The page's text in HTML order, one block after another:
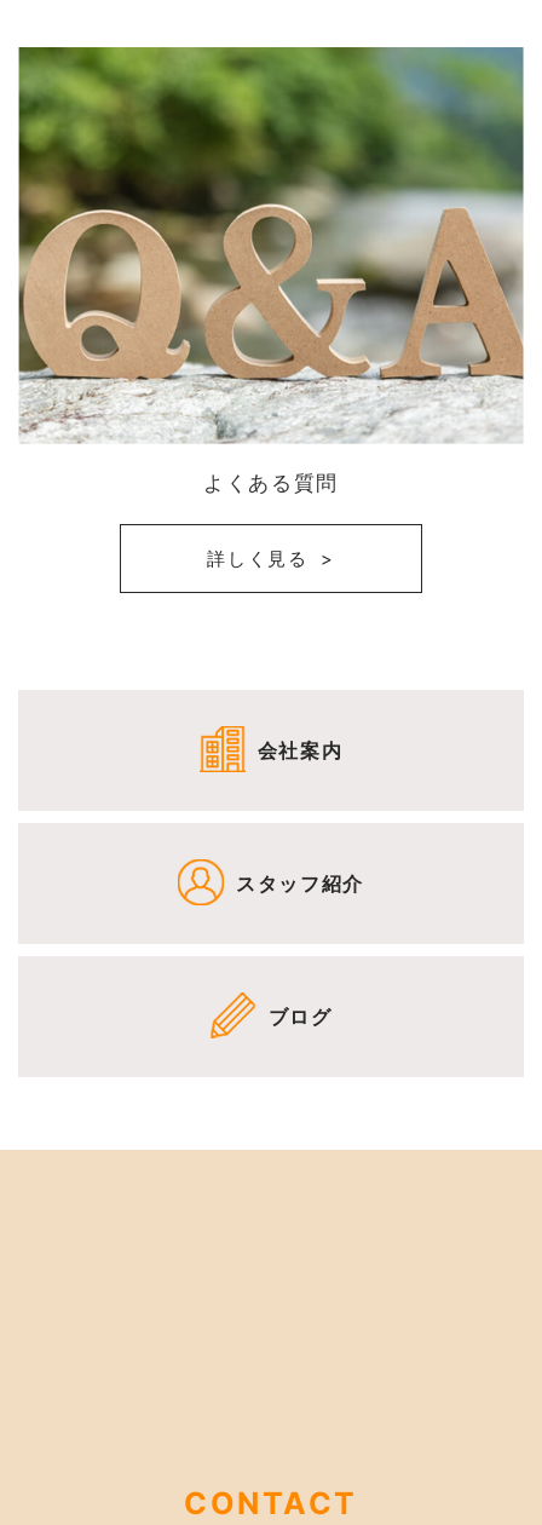
よくある質問
詳しく見る
会社案内
スタッフ紹介
ブログ
CONTACT